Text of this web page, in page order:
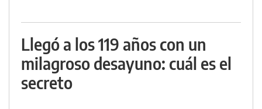
Llegó a los 119 años con un
milagroso desayuno: cuál es el
secreto